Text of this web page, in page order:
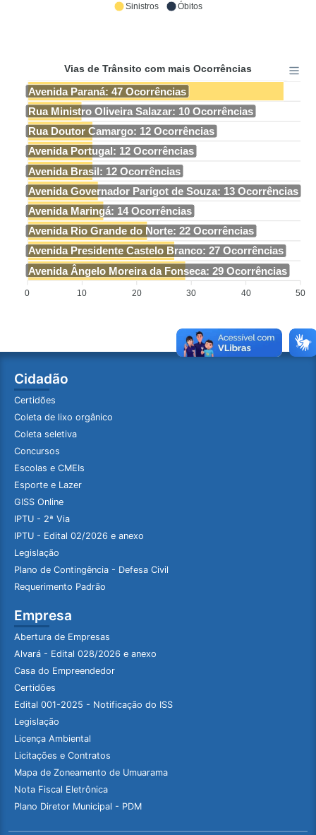
Sinistros Óbitos
Avenida Paraná: 47 Ocorrências
Rua Ministro Oliveira Salazar: 10 Ocorrências
Rua Doutor Camargo: 12 Ocorrências
Avenida Portugal: 12 Ocorrências
Avenida Brasil: 12 Ocorrências
Avenida Governador Parigot de Souza: 13 Ocorrências
Avenida Maringá: 14 Ocorrências
Avenida Rio Grande do Norte: 22 Ocorrências
Avenida Presidente Castelo Branco: 27 Ocorrências
Avenida Ângelo Moreira da Fonseca: 29 Ocorrências
50
40
30
20
10
0
Vias de Trânsito com mais Ocorrências
Cidadão
Certidões
Coleta de lixo orgânico
Coleta seletiva
Concursos
Escolas e CMEIs
Esporte e Lazer
GISS Online
IPTU - 2ª Via
IPTU - Edital 02/2026 e anexo
Legislação
Plano de Contingência - Defesa Civil
Requerimento Padrão
Empresa
Abertura de Empresas
Alvará - Edital 028/2026 e anexo
Casa do Empreendedor
Certidões
Edital 001-2025 - Notificação do ISS
Legislação
Licença Ambiental
Licitações e Contratos
Mapa de Zoneamento de Umuarama
Nota Fiscal Eletrônica
Plano Diretor Municipal - PDM